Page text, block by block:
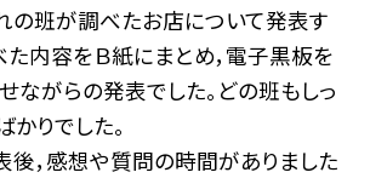
の班が調べたお店について発表す
た内容をＢ紙にまとめ，電子黒板を
ながらの発表でした。どの班もしっ
りでした。
後，感想や質問の時間がありました